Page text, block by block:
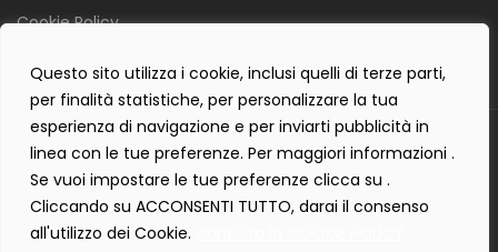
Questo sito utilizza i cookie, inclusi quelli di terze parti,
per finalità statistiche, per personalizzare la tua
esperienza di navigazione e per inviarti pubblicità in
linea con le tue preferenze. Per maggiori informazioni .
Se vuoi impostare le tue preferenze clicca su .
Cliccando su ACCONSENTI TUTTO, darai il consenso
all'utilizzo dei Cookie.
Cookie Policy
Copyright 2019 © Tecnostudio di Martellini Nicoletta
Powered with